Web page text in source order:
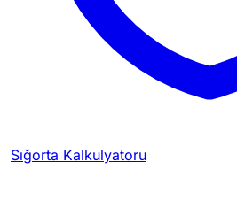
Sığorta Kalkulyatoru